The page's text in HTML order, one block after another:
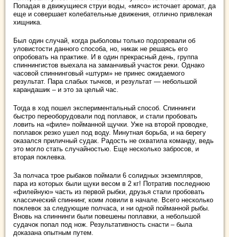
Попадая в движущиеся струи воды, «мясо» источает аромат, да
еще и совершает колебательные движения, отлично привлекая
хищника.
Был один случай, когда рыболовы только подозревали об
уловистости данного способа, но, никак не решаясь его
опробовать на практике. И в один прекрасный день, группа
спиннингистов выехала на заманчивый участок реки. Однако
часовой спиннинговый «штурм» не принес ожидаемого
результат. Пара слабых тычков, и результат — небольшой
карандашик – и это за целый час.
Тогда в ход пошел экспериментальный способ. Спиннинги
быстро переоборудовали под поплавок, и стали пробовать
ловить на «филе» пойманной щучки. Уже на второй проводке,
поплавок резко ушел под воду. Минутная борьба, и на берегу
оказался приличный судак. Радость не охватила команду, ведь
это могло стать случайностью. Еще несколько забросов, и
вторая поклевка.
За полчаса трое рыбаков поймали 6 солидных экземпляров,
пара из которых были щуки весом в 2 кг! Потратив последнюю
«филейную» часть из первой рыбки, друзья стали пробовать
классический спиннинг, коим ловили в начале. Всего несколько
поклевок за следующие полчаса, и ни одной пойманной рыбы.
Вновь на спиннинги были повешены поплавки, а небольшой
судачок попал под нож. Результативность снасти – была
доказана опытным путем.